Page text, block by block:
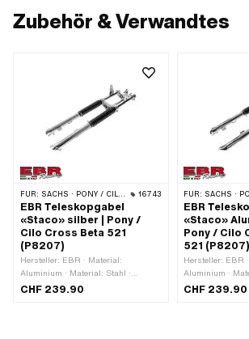
Zubehör & Verwandtes
FÜR: SACHS · PONY / CILO (BETA 521 & 512) 16743
EBR Teleskopgabel
«Staco» silber | Pony /
Cilo Cross Beta 521
(P8207)
Hersteller: EBR · Material:
Aluminium · Material: Stahl ·
Oberfläche: lackiert · Oberfläche:
CHF 239.90
FÜR: SACHS · PONY /
EBR
«Staco»
Pony / Cilo
521 (P8207)
Hersteller: EBR
Aluminium ·
Gewindeart:
CHF 239.90